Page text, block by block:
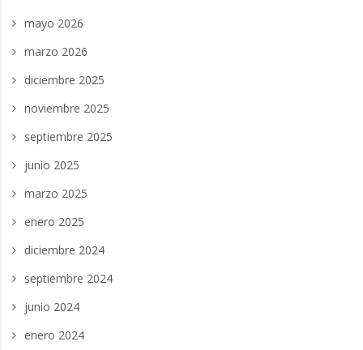
mayo 2026
marzo 2026
diciembre 2025
noviembre 2025
septiembre 2025
junio 2025
marzo 2025
enero 2025
diciembre 2024
septiembre 2024
junio 2024
enero 2024